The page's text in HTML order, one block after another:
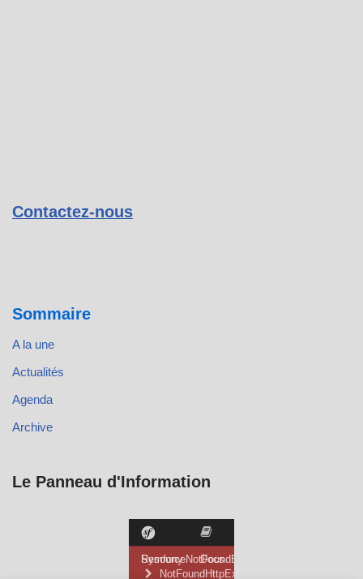
Contactez-nous
Sommaire
A la une
Actualités
Agenda
Archive
Le Panneau d'Information